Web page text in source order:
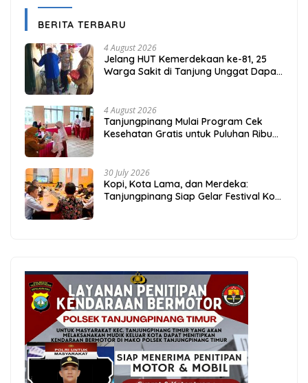
BERITA TERBARU
4 August 2026
Jelang HUT Kemerdekaan ke-81, 25
Warga Sakit di Tanjung Unggat Dapat
4 August 2026
Tanjungpinang Mulai Program Cek
Kesehatan Gratis untuk Puluhan Ribu
30 July 2026
Kopi, Kota Lama, dan Merdeka:
Tanjungpinang Siap Gelar Festival Kopi